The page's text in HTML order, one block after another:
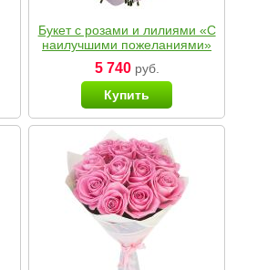
Букет с розами и лилиями «С
наилучшими пожеланиями»
5 740руб.
Купить